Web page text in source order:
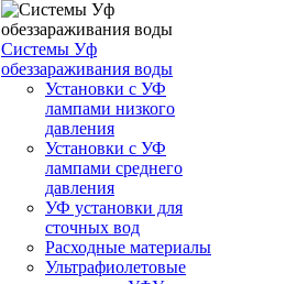
Системы Уф
обеззараживания воды
Установки с УФ
лампами низкого
давления
Установки с УФ
лампами среднего
давления
УФ установки для
сточных вод
Расходные материалы
Ультрафиолетовые